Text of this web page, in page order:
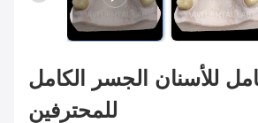
للأسنان الجسر الكامل
للمحترفين